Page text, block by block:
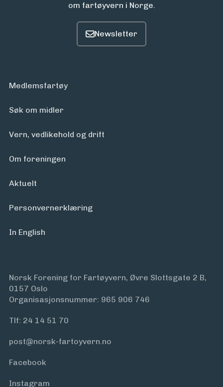
om fartøyvern i Norge.
Medlemsfartøy
Søk om midler
Vern, vedlikehold og drift
Om foreningen
Aktuelt
Personvern­erklæring
In English
Norsk Forening for Fartøyvern, Øvre Slottsgate 2 B,
0157 Oslo
Organisasjonsnummer: 965 906 746
Tlf: 24 14 51 70
post@norsk-fartoyvern.no
Facebook
Instagram